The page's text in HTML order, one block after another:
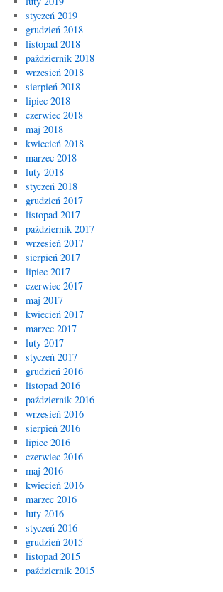
styczeń 2019
grudzień 2018
listopad 2018
październik 2018
wrzesień 2018
sierpień 2018
lipiec 2018
czerwiec 2018
maj 2018
kwiecień 2018
marzec 2018
luty 2018
styczeń 2018
grudzień 2017
listopad 2017
październik 2017
wrzesień 2017
sierpień 2017
lipiec 2017
czerwiec 2017
maj 2017
kwiecień 2017
marzec 2017
luty 2017
styczeń 2017
grudzień 2016
listopad 2016
październik 2016
wrzesień 2016
sierpień 2016
lipiec 2016
czerwiec 2016
maj 2016
kwiecień 2016
marzec 2016
luty 2016
styczeń 2016
grudzień 2015
listopad 2015
październik 2015